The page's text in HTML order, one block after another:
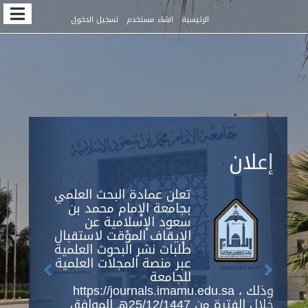
Quick
jump
to
page
content
Navigation
Main
الرئيسية انشاء مستخدم تسجيل الدخول
إعلان
تعلن عمادة البحث العلمي
بجامعة الإمام محمد بن
سعود الإسلامية عن
الإيقاف المؤقت لاستقبال
طلبات نشر البحوث العلمية
عبر منصة المجلات العلمية
للجامعة
https://journals.imamu.edu.sa ، وذلك
Next